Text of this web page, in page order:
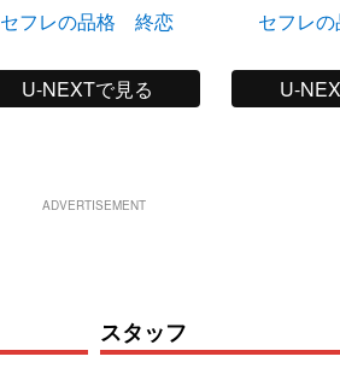
セフレの品格 終恋
U-NEXTで見る
セフレ
U-
ADVERTISEMENT
スタッフ